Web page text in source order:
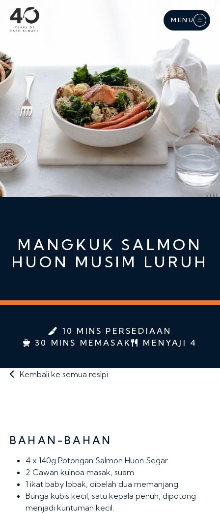
Langkau ke kandungan utama
MENU
MANGKUK SALMON
HUON MUSIM LURUH
10 MINS PERSEDIAAN
30 MINS MEMASAK
MENYAJI 4
Kembali ke semua resipi
BAHAN-BAHAN
4 x 140g Potongan Salmon Huon Segar
2 Cawan kuinoa masak, suam
1 ikat baby lobak, dibelah dua memanjang
Bunga kubis kecil, satu kepala penuh, dipotong
menjadi kuntuman kecil.